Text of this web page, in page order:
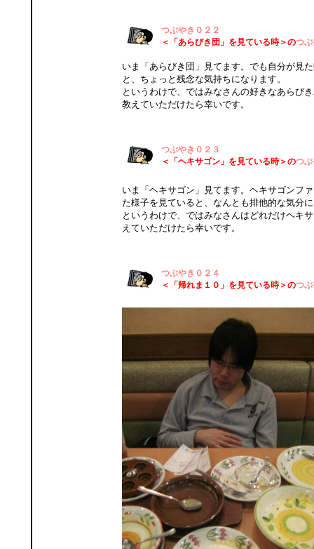
つぶやき０２２
＜「あらびき団」を見ている時＞のつぶ
いま「あらびき団」見てます。でも自分が見
と、ちょっと残念な気持ちになります。
というわけで、ではみなさんの好きなあらび
教えていただけたら幸いです。
つぶやき０２３
＜「ヘキサゴン」を見ている時＞のつぶ
いま「ヘキサゴン」見てます。ヘキサゴンフ
た様子を見ていると、なんとも排他的な気分
というわけで、ではみなさんはどれだけヘキ
えていただけたら幸いです。
つぶやき０２４
＜「帰れま１０」を見ている時＞のつぶ